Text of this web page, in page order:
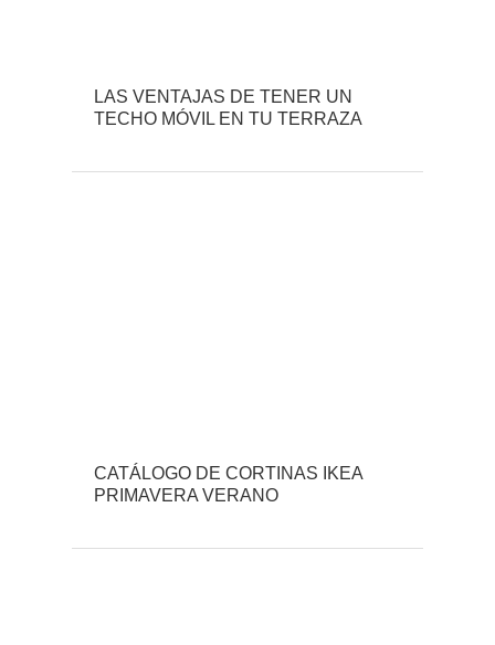
LAS VENTAJAS DE TENER UN
TECHO MÓVIL EN TU TERRAZA
CATÁLOGO DE CORTINAS IKEA
PRIMAVERA VERANO